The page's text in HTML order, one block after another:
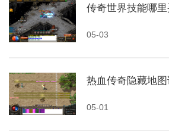
传奇世界技能哪
05-03
热血传奇隐藏地
05-01